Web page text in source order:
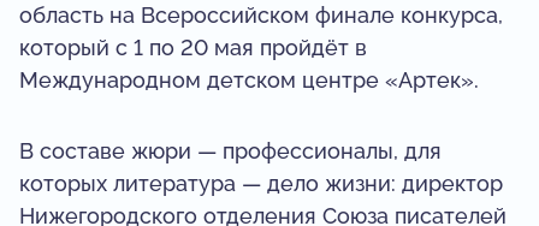
область на Всероссийском финале конкурса,
который с 1 по 20 мая пройдёт в
Международном детском центре «Артек».
В составе жюри — профессионалы, для
которых литература — дело жизни: директор
Нижегородского отделения Союза писателей